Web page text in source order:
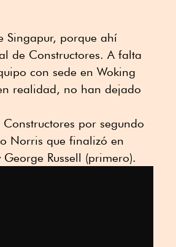
Singapur, porque ahí
de Constructores. A falta
con sede en Woking
realidad, no han dejado
por segundo
Norris que finalizó en
Russell (primero).